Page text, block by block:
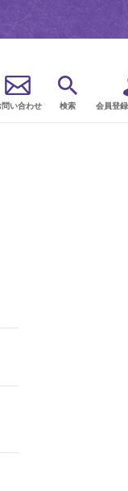
問い合わせ 検索 会員登